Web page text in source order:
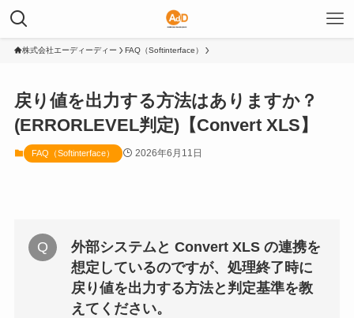
株式会社エーディーディー FAQ（Softinterface）
戻り値を出力する方法はありますか？
(ERRORLEVEL判定)【Convert XLS】
FAQ（Softinterface） 2026年6月11日
外部システムと Convert XLS の連携を
想定しているのですが、処理終了時に
戻り値を出力する方法と判定基準を教
えてください。